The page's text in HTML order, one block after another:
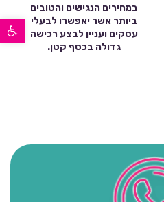
פתח סרגל נגישות
במחירים הנגישים והטובים
ביותר אשר יאפשרו לבעלי
עסקים ועניין לבצע רכישה
גדולה בכסף קטן.